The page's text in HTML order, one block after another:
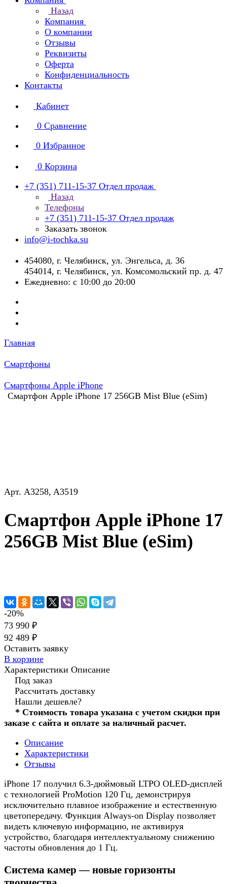
Назад
Компания
О компании
Отзывы
Реквизиты
Оферта
Конфиденциальность
Контакты
Кабинет
0 Сравнение
0 Избранное
0 Корзина
+7 (351) 711-15-37 Отдел продаж
Назад
Телефоны
+7 (351) 711-15-37 Отдел продаж
Заказать звонок
info@i-tochka.su
​454080, г. Челябинск, ул. Энгельса, д. 36
454014, г. Челябинск, ул. Комсомольский пр. д. 47
Ежедневно: с 10:00 до 20:00
Главная
Смартфоны
Смартфоны Apple iPhone
Смартфон Apple iPhone 17 256GB Mist Blue (eSim)
Арт. A3258, A3519
Смартфон Apple iPhone 17
256GB Mist Blue (eSim)
-20%
73 990 ₽
92 489 ₽
Оставить заявку
В корзине
Характеристики Описание
Под заказ
Рассчитать доставку
Нашли дешевле?
* Стоимость товара указана с учетом скидки при
заказе с сайта и оплате за наличный расчет.
Описание
Характеристики
Отзывы
iPhone 17 получил 6.3-дюймовый LTPO OLED-дисплей
с технологией ProMotion 120 Гц, демонстрируя
исключительно плавное изображение и естественную
цветопередачу. Функция Always-on Display позволяет
видеть ключевую информацию, не активируя
устройство, благодаря интеллектуальному снижению
частоты обновления до 1 Гц.
Система камер — новые горизонты